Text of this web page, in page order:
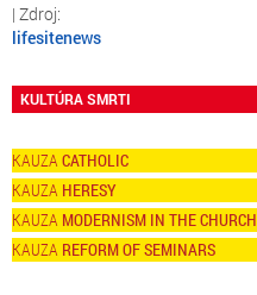
lifesitenews
KULTÚRA SMRTI
CATHOLIC
HERESY
MODERNISM IN THE CHURCH
REFORM OF SEMINARS